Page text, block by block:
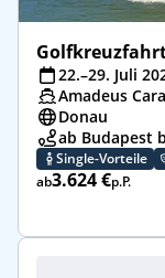
22.–29. Juli
Amadeus Cara
Donau
ab Budapest
Single-Vorteile
ab3.624 €p.P.